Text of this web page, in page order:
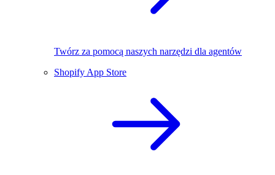
Twórz za pomocą naszych narzędzi dla agentów
Shopify App Store